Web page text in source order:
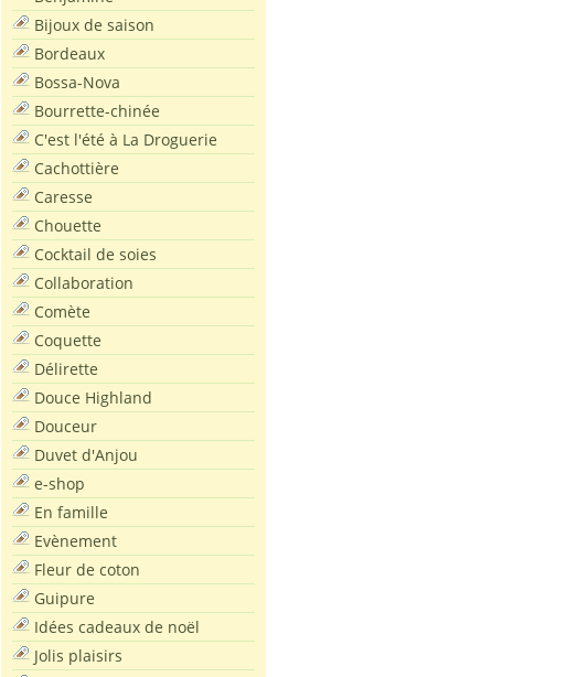
Bijoux de saison
Bordeaux
Bossa-Nova
Bourrette-chinée
C'est l'été à La Droguerie
Cachottière
Caresse
Chouette
Cocktail de soies
Collaboration
Comète
Coquette
Délirette
Douce Highland
Douceur
Duvet d'Anjou
e-shop
En famille
Evènement
Fleur de coton
Guipure
Idées cadeaux de noël
Jolis plaisirs